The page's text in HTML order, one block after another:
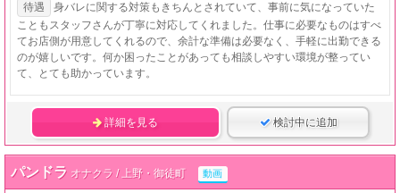
待遇
身バレに関する対策もきちんとされていて、事前に気になっていた
こともスタッフさんが丁寧に対応してくれました。仕事に必要なものはすべ
てお店側が用意してくれるので、余計な準備は必要なく、手軽に出勤できる
のが嬉しいです。何か困ったことがあっても相談しやすい環境が整ってい
て、とても助かっています。
詳細を見る 検討中に追加
パンドラ オナクラ / 上野・御徒町 動画